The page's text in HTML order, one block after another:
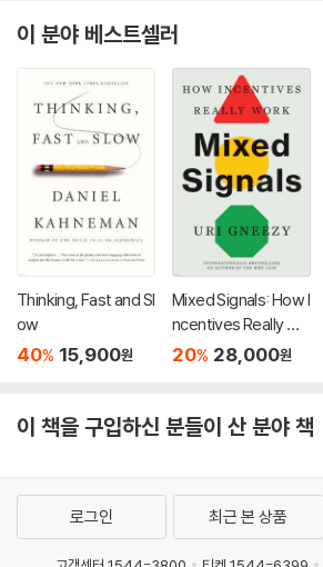
이 분야 베스트셀러
Thinking, Fast and Sl
ow
40% 15,900원
Mixed Signals: How I
ncentives Really Wo
rk
20% 28,000원
이 책을 구입하신 분들이 산 분야 책
로그인 최근 본 상품